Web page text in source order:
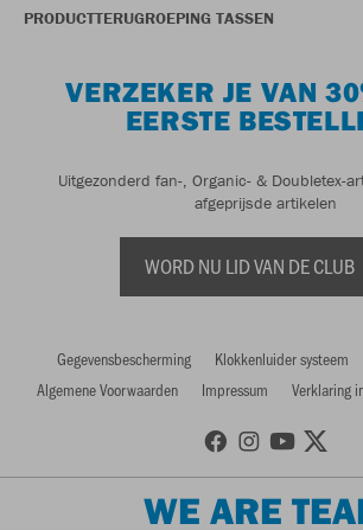
PRODUCTTERUGROEPING TASSEN
VERZEKER JE VAN
EERSTE
Uitgezonderd fan-, Organic- & Doubletex-
afgeprijsde artikelen
WORD NU LID VAN DE CLUB
Gegevensbescherming Klokkenluider systeem
Algemene Voorwaarden
Impressum Verklaring
WE ARE